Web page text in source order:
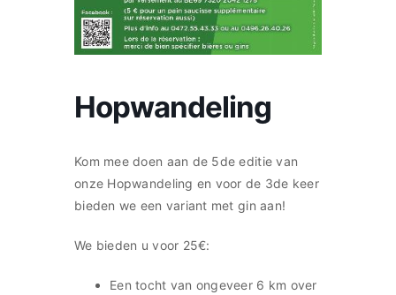
Hopwandeling
Kom mee doen aan de 5de editie van
onze Hopwandeling en voor de 3de keer
bieden we een variant met gin aan!
We bieden u voor 25€:
Een tocht van ongeveer 6 km over